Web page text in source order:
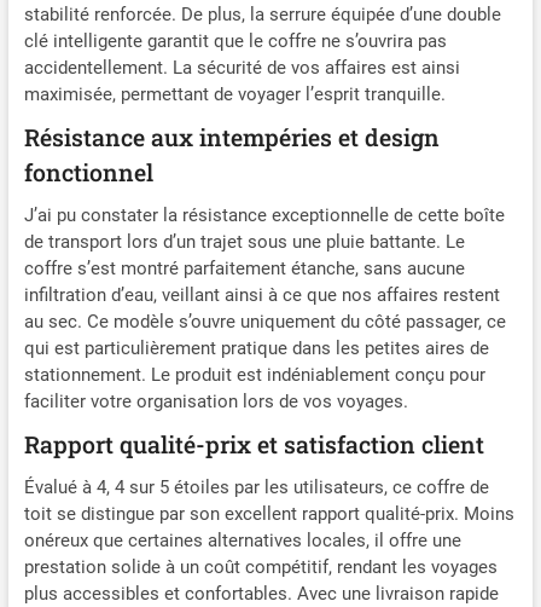
stabilité renforcée. De plus, la serrure équipée d’une double
clé intelligente garantit que le coffre ne s’ouvrira pas
accidentellement. La sécurité de vos affaires est ainsi
maximisée, permettant de voyager l’esprit tranquille.
Résistance aux intempéries et design
fonctionnel
J’ai pu constater la résistance exceptionnelle de cette boîte
de transport lors d’un trajet sous une pluie battante. Le
coffre s’est montré parfaitement étanche, sans aucune
infiltration d’eau, veillant ainsi à ce que nos affaires restent
au sec. Ce modèle s’ouvre uniquement du côté passager, ce
qui est particulièrement pratique dans les petites aires de
stationnement. Le produit est indéniablement conçu pour
faciliter votre organisation lors de vos voyages.
Rapport qualité-prix et satisfaction client
Évalué à 4, 4 sur 5 étoiles par les utilisateurs, ce coffre de
toit se distingue par son excellent rapport qualité-prix. Moins
onéreux que certaines alternatives locales, il offre une
prestation solide à un coût compétitif, rendant les voyages
plus accessibles et confortables. Avec une livraison rapide